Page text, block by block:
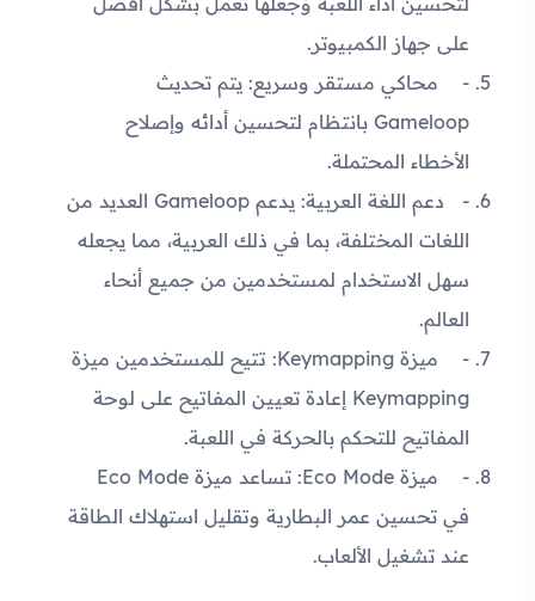
على جهاز الكمبيوتر.
محاكي مستقر وسريع: يتم تحديث
Gameloop بانتظام لتحسين أدائه وإصلاح
الأخطاء المحتملة.
دعم اللغة العربية: يدعم Gameloop العديد من
اللغات المختلفة، بما في ذلك العربية، مما يجعله
سهل الاستخدام لمستخدمين من جميع أنحاء
العالم.
ميزة Keymapping: تتيح للمستخدمين ميزة
Keymapping إعادة تعيين المفاتيح على لوحة
المفاتيح للتحكم بالحركة في اللعبة.
ميزة Eco Mode: تساعد ميزة Eco Mode
في تحسين عمر البطارية وتقليل استهلاك الطاقة
عند تشغيل الألعاب.